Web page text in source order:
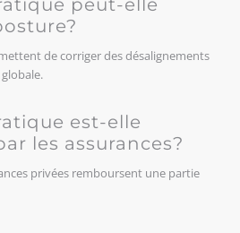
peut-elle
de corriger des désalignements
est-elle
les assurances?
privées remboursent une partie